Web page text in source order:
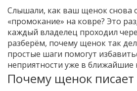
Слышали, как ваш щенок снова
«промокание» на ковре? Это
каждый владелец проходил
разберём, почему щенок так
простые шаги помогут
неприятности уже в ближайшие
Почему щенок писает